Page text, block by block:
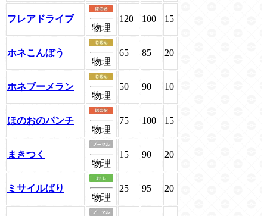
フレアドライブ
物理
120 100 15
ホネこんぼう
物理
65 85 20
ホネブーメラン
物理
50 90 10
ほのおのパンチ
物理
75 100 15
まきつく
物理
15 90 20
ミサイルばり
物理
25 95 20